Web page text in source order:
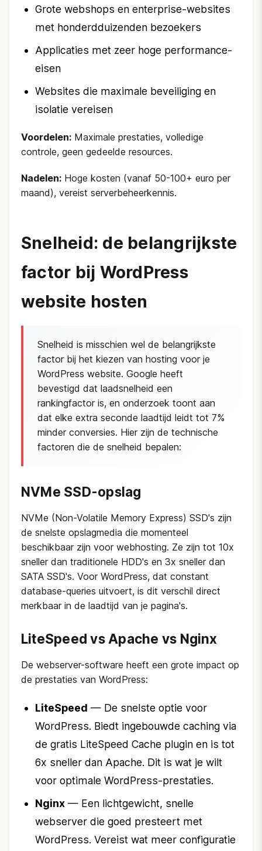
Grote webshops en enterprise-websites
met honderdduizenden bezoekers
Applicaties met zeer hoge performance-
eisen
Websites die maximale beveiliging en
isolatie vereisen
Voordelen: Maximale prestaties, volledige
controle, geen gedeelde resources.
Nadelen: Hoge kosten (vanaf 50-100+ euro per
maand), vereist serverbeheerkennis.
Snelheid: de belangrijkste
factor bij WordPress
website hosten
Snelheid is misschien wel de belangrijkste
factor bij het kiezen van hosting voor je
WordPress website. Google heeft
bevestigd dat laadsnelheid een
rankingfactor is, en onderzoek toont aan
dat elke extra seconde laadtijd leidt tot 7%
minder conversies. Hier zijn de technische
factoren die de snelheid bepalen:
NVMe SSD-opslag
NVMe (Non-Volatile Memory Express) SSD's zijn
de snelste opslagmedia die momenteel
beschikbaar zijn voor webhosting. Ze zijn tot 10x
sneller dan traditionele HDD's en 3x sneller dan
SATA SSD's. Voor WordPress, dat constant
database-queries uitvoert, is dit verschil direct
merkbaar in de laadtijd van je pagina's.
LiteSpeed vs Apache vs Nginx
De webserver-software heeft een grote impact op
de prestaties van WordPress:
LiteSpeed — De snelste optie voor
WordPress. Biedt ingebouwde caching via
de gratis LiteSpeed Cache plugin en is tot
6x sneller dan Apache. Dit is wat je wilt
voor optimale WordPress-prestaties.
Nginx — Een lichtgewicht, snelle
webserver die goed presteert met
WordPress. Vereist wat meer configuratie